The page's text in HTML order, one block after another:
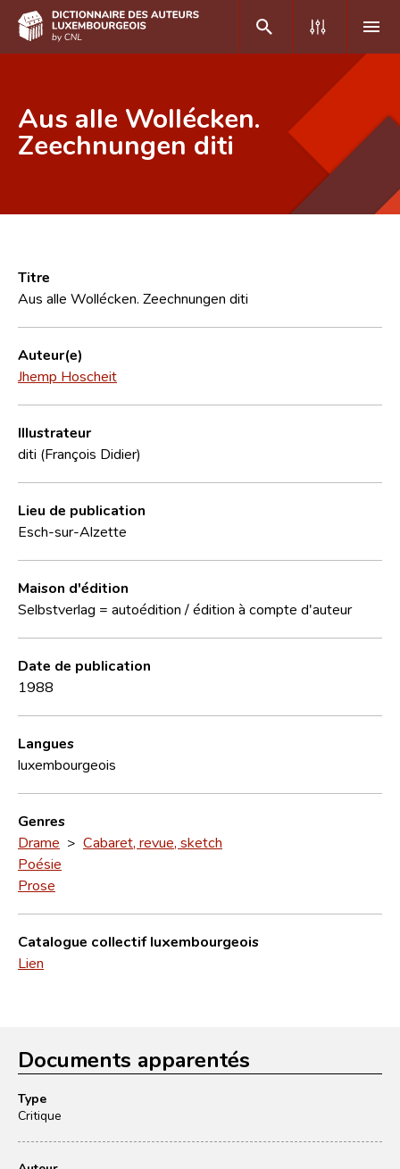
DE FR
Foire aux questions
CNL
Équipe scientifique
Contact
Aus alle Wollécken.
Zeechnungen diti
Titre
Aus alle Wollécken. Zeechnungen diti
Auteur(e)
Jhemp Hoscheit
Illustrateur
diti (François Didier)
Lieu de publication
Esch-sur-Alzette
Maison d'édition
Selbstverlag = autoédition / édition à compte d'auteur
Date de publication
1988
Langues
luxembourgeois
Genres
Drame > Cabaret, revue, sketch
Poésie
Prose
Catalogue collectif luxembourgeois
Lien
Documents apparentés
Type
Critique